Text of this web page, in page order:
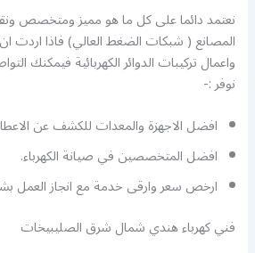
نعتمد دائما على كل ما هو مميز ومتخصص
المصانع ( شبكات الضغط العالي) فاذا اردت
واعمال تركيبات الدوائر الكهربائية فيمكنك
نوفر :-
افضل الاجهزة والمعدات للكشف عن
افضل المتخصصين في صيانة الكهرباء.
ارخص سعر وارقى خدمة مع انجاز العمل
فني كهرباء هندي شمال شرق الصليبيخات